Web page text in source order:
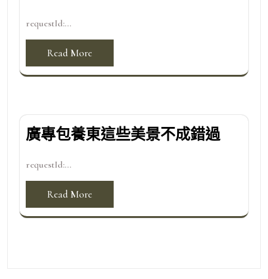
requestId:...
Read More
廣專包養東這些美景不成錯過
requestId:...
Read More